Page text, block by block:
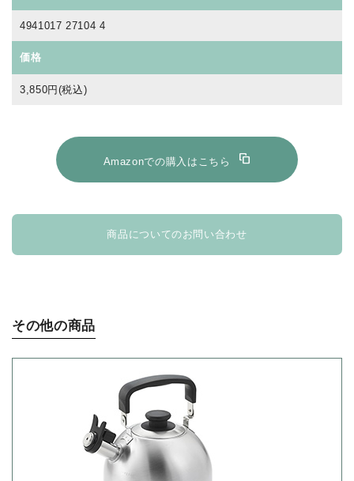
4941017 27104 4
価格
3,850円(税込)
Amazonでの購入はこちら stack
商品についてのお問い合わせ
その他の商品